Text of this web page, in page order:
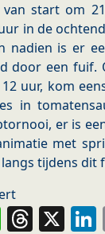
start om
in de
nadien is er
door een fuif.
uur, kom
in
er is
met
tijdens dit
X